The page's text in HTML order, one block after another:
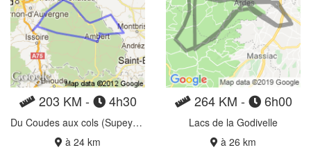
203 KM - 4h30
Du Coudes aux cols (Supeyres et Béal)
à 24 km
264 KM - 6h00
Lacs de la Godivelle
à 26 km